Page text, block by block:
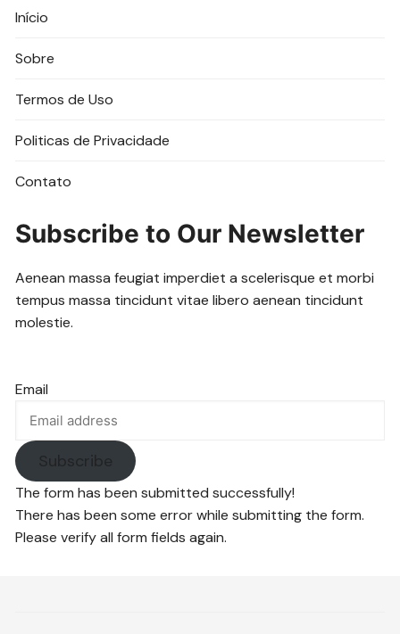
Início
Sobre
Termos de Uso
Politicas de Privacidade
Contato
Subscribe to Our Newsletter
Aenean massa feugiat imperdiet a scelerisque et morbi
tempus massa tincidunt vitae libero aenean tincidunt
molestie.
Email
Subscribe
The form has been submitted successfully!
There has been some error while submitting the form.
Please verify all form fields again.